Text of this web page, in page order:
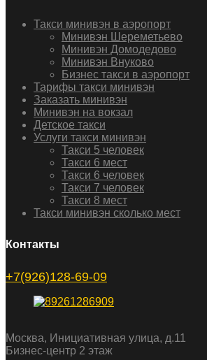
Такси минивэн в аэропорт
Минивэн Шереметьево
Минивэн Домодедово
Минивэн Внуково
Бизнес такси в аэропорт
Тарифы такси минивэн
Заказать минивэн
Минивэн на вокзал
Детское такси
Услуги такси минивэн
Такси 5 человек
Такси 6 мест
Такси 6 человек
Такси 7 человек
Такси 8 мест
Такси минивэн сколько мест
Контакты
+7(926)128-69-09
Москва, Инициативная улица, д.11
Бизнес-центр 2 этаж